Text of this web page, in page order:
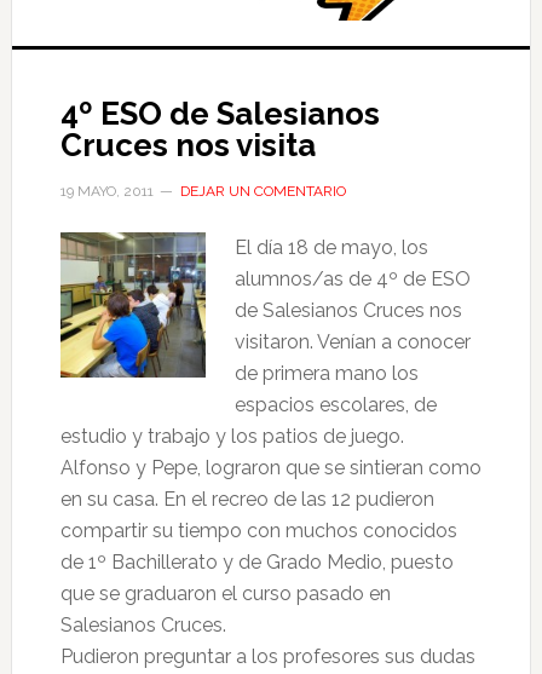
4º ESO de Salesianos
Cruces nos visita
19 MAYO, 2011 DEJAR UN COMENTARIO
El día 18 de mayo, los
alumnos/as de 4º de ESO
de Salesianos Cruces nos
visitaron. Venían a conocer
de primera mano los
espacios escolares, de
estudio y trabajo y los patios de juego.
Alfonso y Pepe, lograron que se sintieran como
en su casa. En el recreo de las 12 pudieron
compartir su tiempo con muchos conocidos
de 1º Bachillerato y de Grado Medio, puesto
que se graduaron el curso pasado en
Salesianos Cruces.
Pudieron preguntar a los profesores sus dudas